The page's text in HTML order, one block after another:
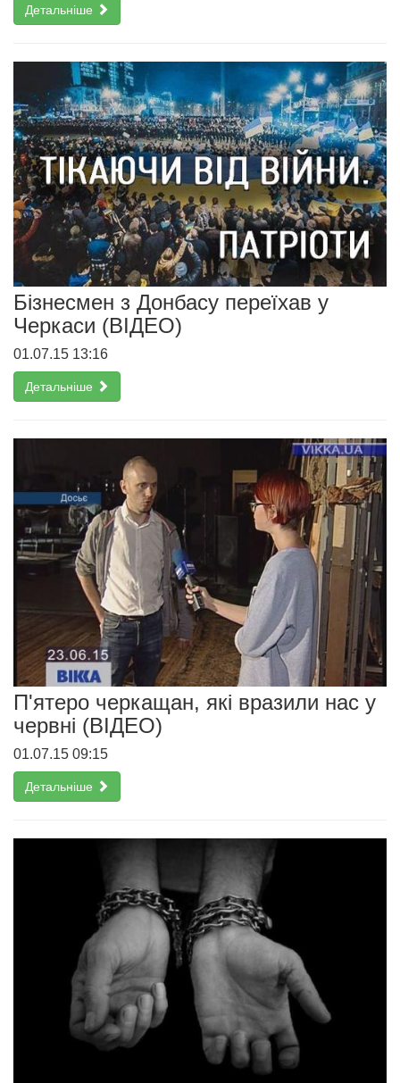
Детальніше
Бізнесмен з Донбасу переїхав у
Черкаси (ВІДЕО)
01.07.15 13:16
Детальніше
П'ятеро черкащан, які вразили нас у
червні (ВІДЕО)
01.07.15 09:15
Детальніше